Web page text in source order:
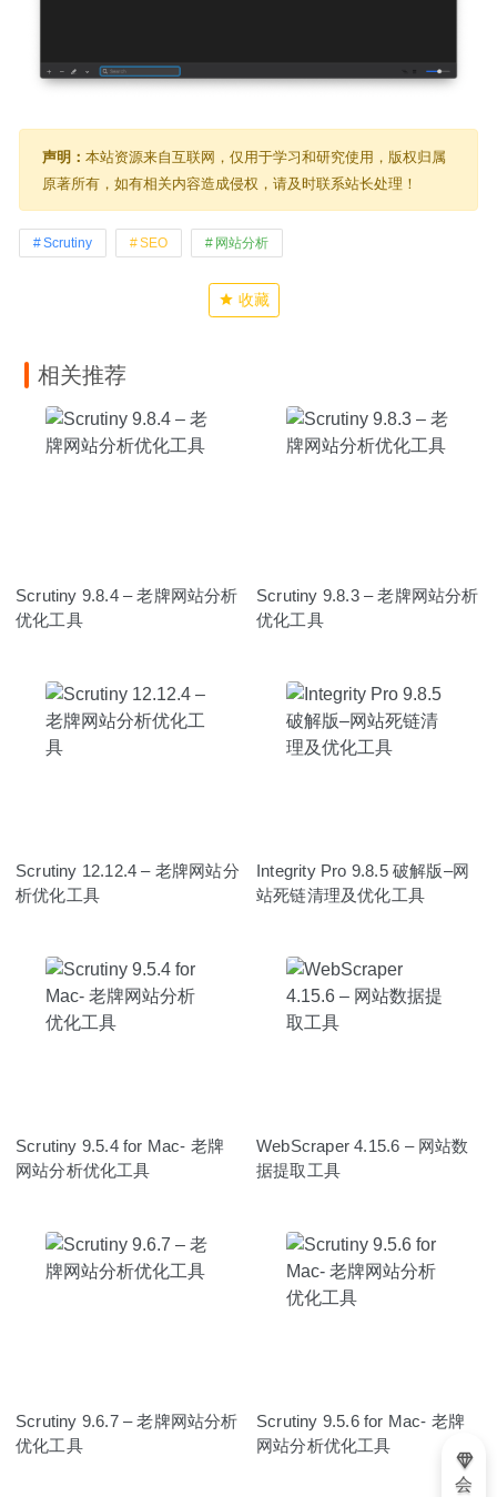
声明： 本站资源来自互联网，仅用于学习和研究使用，版权归属
原著所有，如有相关内容造成侵权，请及时联系站长处理！
Scrutiny SEO 网站分析
收藏
相关推荐
Scrutiny 9.8.4 – 老牌网站分析
优化工具
Scrutiny 9.8.3 – 老牌网站分析
优化工具
Scrutiny 12.12.4 – 老牌网站分
析优化工具
Integrity Pro 9.8.5 破解版–网
站死链清理及优化工具
Scrutiny 9.5.4 for Mac- 老牌
网站分析优化工具
WebScraper 4.15.6 – 网站数
据提取工具
Scrutiny 9.6.7 – 老牌网站分析
优化工具
Scrutiny 9.5.6 for Mac- 老牌
网站分析优化工具
会